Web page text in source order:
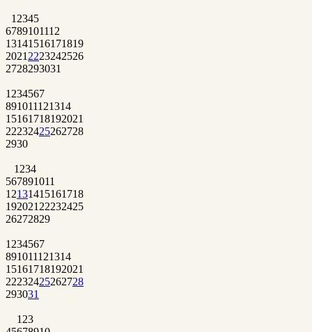
1 2345
6789101112
13141516171819
2021 2223242526
2728293031
1 234567
891011121314
15161718192021
22232425262728
2930
1 234
567891011
12131415161718
192021 22232425
26272829
1 234567
891011121314
15161718192021
22232425262728
293031
1 23